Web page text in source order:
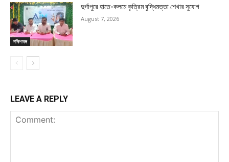
দক্ষিণবঙ্গ
দুর্গাপুরে হাতে-কলমে কৃত্রিম বুদ্ধিমত্তা শেখার সুযোগ
August 7, 2026
LEAVE A REPLY